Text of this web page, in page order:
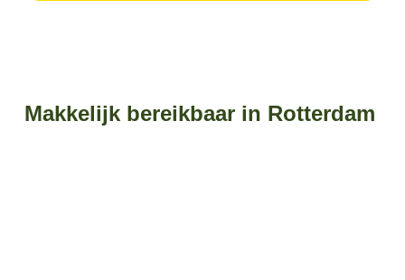
Makkelijk bereikbaar in Rotterdam